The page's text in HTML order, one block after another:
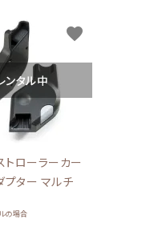
ンタル中
トローラーカー
プター マルチ
の場合
favorite